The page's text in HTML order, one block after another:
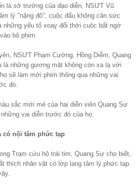
là sở trường của đạo diễn, NSƯT Vũ
lý "nặng đô", cuộc đấu không cân sức
yếu tố xoay đổi thời cuộc bất ngờ
bộ phim.
NSƯT Phạm Cường, Hồng Diễm, Quang
những gương mặt không còn xa lạ với
sẽ làm mới phim thông qua những vai
đó.
sắc mới mẻ của hai diễn viên Quang Sự
vai diễn trước đó của họ.
có nội tâm phức tạp
Trạm cứu hộ trái tim, Quang Sự cho biết,
thích nhân vật có lớp lang tâm lý phức tạp.